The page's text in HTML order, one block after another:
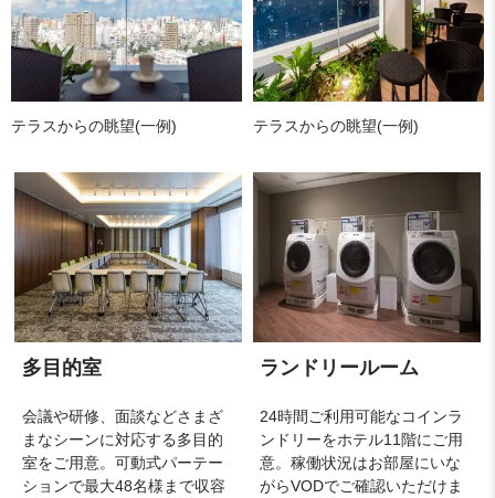
テラスからの眺望(一例) テラスからの眺望(一例)
多目的室
会議や研修、面談などさまざ
まなシーンに対応する多目的
室をご用意。可動式パーテー
ションで最大48名様まで収容
ランドリールーム
24時間ご利用可能なコインラ
ンドリーをホテル11階にご用
意。稼働状況はお部屋にいな
がらVODでご確認いただけま